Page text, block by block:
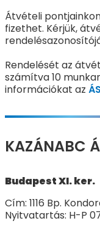
Átvételi
fizethet. Kérjük,
Rendelését az
számítva 10
információkat az
KAZÁNABC
Budapest XI. ker.
Cím: 1116 Bp.
Nyitvatartás: H-P